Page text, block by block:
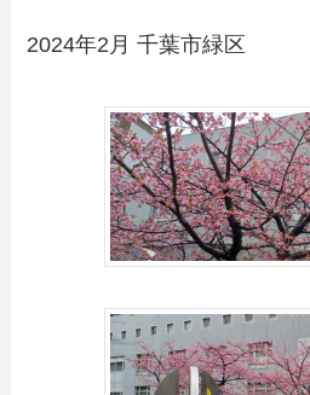
2024年2月 千葉市緑区